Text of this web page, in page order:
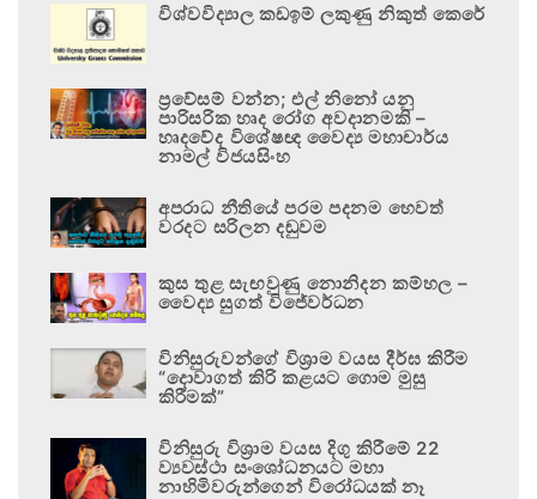
විශ්වවිද්‍යාල කඩඉම් ලකුණු නිකුත් කෙරේ
ප්‍රවේසම් වන්න; එල් නිනෝ යනු
පාරිසරික හෘද රෝග අවදානමකි –
හෘදවේද විශේෂඥ වෛද්‍ය මහාචාර්ය
නාමල් විජයසිංහ
අපරාධ නීතියේ පරම පදනම හෙවත්
වරදට සරිලන දඬුවම
කුස තුළ සැඟවුණු නොනිදන කම්හල –
වෛද්‍ය සුගත් විජේවර්ධන
විනිසුරුවන්ගේ විශ්‍රාම වයස දීර්ඝ කිරීම
“දොවාගත් කිරි කළයට ගොම මුසු
කිරීමක්”
විනිසුරු විශ්‍රාම වයස දිගු කිරීමේ 22
ව්‍යවස්ථා සංශෝධනයට මහා
නාහිමිවරුන්ගෙන් විරෝධයක් නෑ